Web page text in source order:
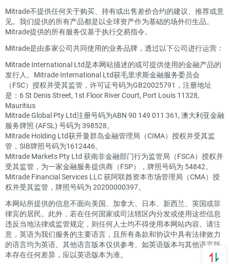
Mitrade不提供任何关于购买、持有或出售差价合约的建议、推荐或意
见。我们提供的所有产品都是以全球资产作为基础的场外衍生品。
Mitrade提供的所有服务仅基于执行交易指令。
Mitrade是由多家公司共同使用的业务品牌，透过以下公司进行运营：
Mitrade International Ltd是本网站描述的或可提供使用的金融产品的
发行人。Mitrade International Ltd获毛里求斯金融服务委员会
（FSC）授权并受其监管，许可证号码为GB20025791，注册地址
是：6 St Denis Street, 1st Floor River Court, Port Louis 11328,
Mauritius
Mitrade Global Pty Ltd注册号码为ABN 90 149 011 361, 澳大利亚金融
服务牌照 (AFSL) 号码为 398528。
Mitrade Holding Ltd获开曼群岛金融管理局（CIMA）授权并受其监
管，SIB牌照号码为1612446。
Mitrade Markets Pty Ltd 获南非金融部门行为监管局（FSCA）授权并
受其监管，为一家金融服务提供商（FSP），牌照号码为 54842。
Mitrade Financial Services LLC 获阿联酋资本市场管理局（CMA）授
权并受其监管，牌照号码为 20200000397。
本网站所提供的信息不面向美国、加拿大、日本、新西兰、英国或菲
律宾的居民。此外，若在任何国家或司法辖区内分发或使用这些信息
违反当地法律或监管规定，则任何人士均不得使用本网站内容。请注
意，英语为我们服务的主要语言，且所有条款和协议中具有法律效力
的语言均为英语。其他语言版本仅供参考。如英语版本与其他语言版
本存在任何差异，应以英语版本为准。